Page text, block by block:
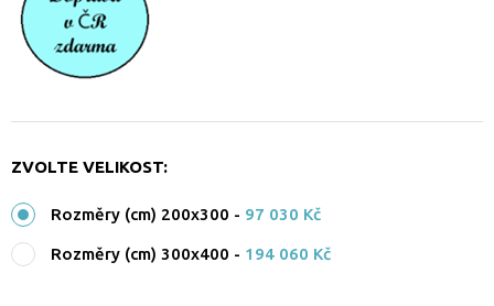
ZVOLTE VELIKOST:
Rozměry (cm) 200x300 - 97 030 Kč
Rozměry (cm) 300x400 - 194 060 Kč